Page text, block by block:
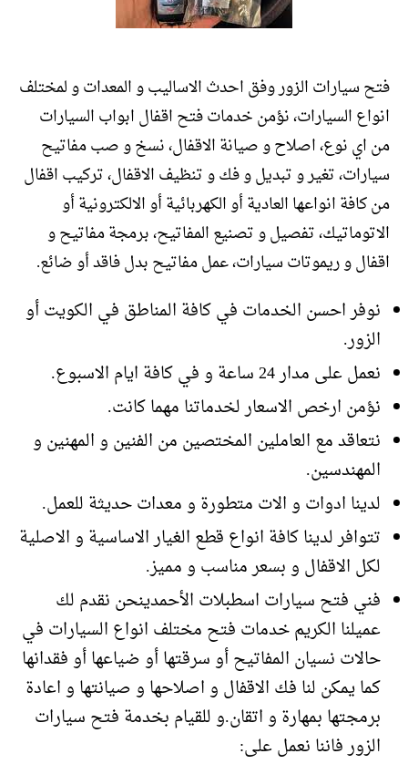
فتح سيارات الزور وفق احدث الاساليب و المعدات و لمختلف
انواع السيارات، نؤمن خدمات فتح اقفال ابواب السيارات
من اي نوع، اصلاح و صيانة الاقفال، نسخ و صب مفاتيح
سيارات، تغير و تبديل و فك و تنظيف الاقفال، تركيب اقفال
من كافة انواعها العادية أو الكهربائية أو الالكترونية أو
الاتوماتيك، تفصيل و تصنيع المفاتيح، برمجة مفاتيح و
اقفال و ريموتات سيارات، عمل مفاتيح بدل فاقد أو ضائع.
نوفر احسن الخدمات في كافة المناطق في الكويت أو
الزور.
نعمل على مدار 24 ساعة و في كافة ايام الاسبوع.
نؤمن ارخص الاسعار لخدماتنا مهما كانت.
نتعاقد مع العاملين المختصين من الفنين و المهنين و
المهندسين.
لدينا ادوات و الات متطورة و معدات حديثة للعمل.
تتوافر لدينا كافة انواع قطع الغيار الاساسية و الاصلية
لكل الاقفال و بسعر مناسب و مميز.
فني فتح سيارات اسطبلات الأحمدينحن نقدم لك
عميلنا الكريم خدمات فتح مختلف انواع السيارات في
حالات نسيان المفاتيح أو سرقتها أو ضياعها أو فقدانها
كما يمكن لنا فك الاقفال و اصلاحها و صيانتها و اعادة
برمجتها بمهارة و اتقان.و للقيام بخدمة فتح سيارات
الزور فاننا نعمل على: